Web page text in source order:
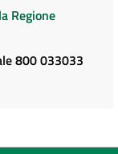
Regione
800 033033